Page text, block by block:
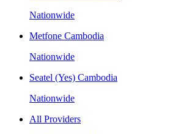
Nationwide
Metfone Cambodia
Nationwide
Seatel (Yes) Cambodia
Nationwide
All Providers